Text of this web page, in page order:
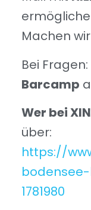
Machen
Bei
Barcamp
Wer bei
über:
https://
1781980